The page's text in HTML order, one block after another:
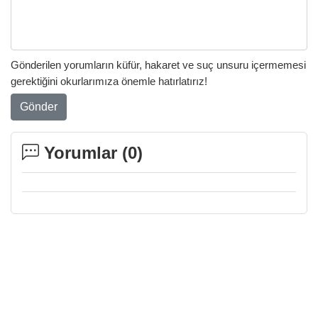
Gönderilen yorumların küfür, hakaret ve suç unsuru içermemesi
gerektiğini okurlarımıza önemle hatırlatırız!
Gönder
Yorumlar (0)